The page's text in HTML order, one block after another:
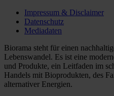
Impressum & Disclaimer
Datenschutz
Mediadaten
Biorama steht für einen
Lebenswandel. Es ist eine
und Produkte, ein Leitfaden im
Handels mit Bioprodukten, des
alternativer Energien.